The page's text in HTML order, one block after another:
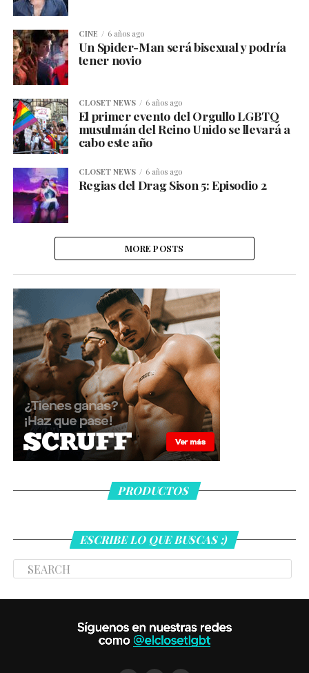
CINE 6 años ago
Un Spider-Man será bisexual y podría
tener novio
CLOSET NEWS 6 años ago
El primer evento del Orgullo LGBTQ
musulmán del Reino Unido se llevará a
cabo este año
CLOSET NEWS 6 años ago
Regias del Drag Sison 5: Episodio 2
MORE POSTS
PRODUCTOS
ESCRIBE LO QUE BUSCAS ;)